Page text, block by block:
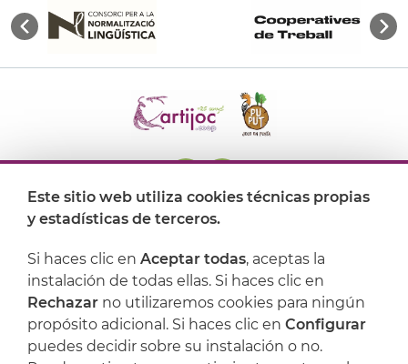
Dónde encontrarnos
Artijoc
Soporte
Este sitio web utiliza cookies técnicas propias
y estadísticas de terceros.
Si haces clic en Aceptar todas, aceptas la
instalación de todas ellas. Si haces clic en
Rechazar no utilizaremos cookies para ningún
propósito adicional. Si haces clic en Configurar
puedes decidir sobre su instalación o no.